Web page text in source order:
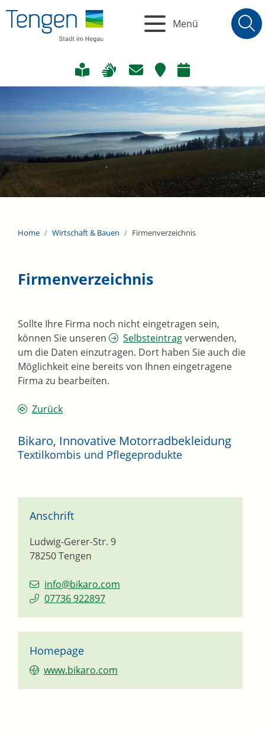
Menü
Home Wirtschaft & Bauen Firmenverzeichnis
Firmenverzeichnis
Sollte Ihre Firma noch nicht eingetragen sein,
können Sie unseren
Selbsteintragverwenden,
um die Daten einzutragen. Dort haben Sie auch die
Möglichkeit eine bereits von Ihnen eingetragene
Firma zu bearbeiten.
Zurück
Bikaro, Innovative Motorradbekleidung
Textilkombis und Pflegeprodukte
Anschrift
Ludwig-Gerer-Str. 9
78250Tengen
info@bikaro.com
07736 922897
Homepage
www.bikaro.com